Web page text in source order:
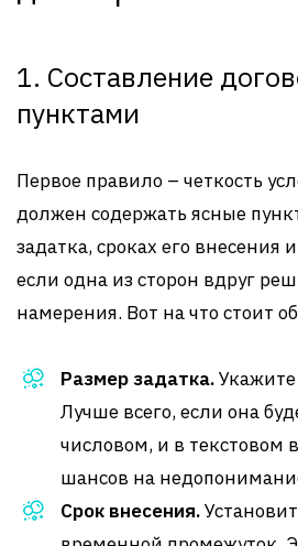
1. Составление
пунктами
Первое правило – четкость
должен содержать ясные
задатка, сроках его внесения
если одна из сторон вдруг
намерения. Вот на что стоит
Размер задатка.
Лучше всего, если она
числовом, и в текстовом
шансов на
Срок внесения.